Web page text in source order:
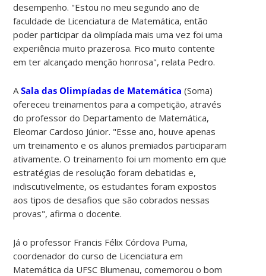
desempenho. "Estou no meu segundo ano de
faculdade de Licenciatura de Matemática, então
poder participar da olimpíada mais uma vez foi uma
experiência muito prazerosa. Fico muito contente
em ter alcançado menção honrosa", relata Pedro.
ASala das Olimpíadas de Matemática (Soma)
ofereceu treinamentos para a competição, através
do professor do Departamento de Matemática,
Eleomar Cardoso Júnior. "Esse ano, houve apenas
um treinamento e os alunos premiados participaram
ativamente. O treinamento foi um momento em que
estratégias de resolução foram debatidas e,
indiscutivelmente, os estudantes foram expostos
aos tipos de desafios que são cobrados nessas
provas", afirma o docente.
Já o professor Francis Félix Córdova Puma,
coordenador do curso de Licenciatura em
Matemática da UFSC Blumenau, comemorou o bom